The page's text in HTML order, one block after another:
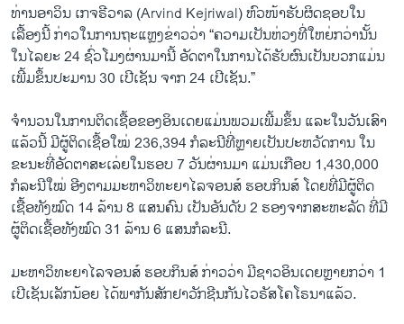
ທ່ານອາວິນ ເກຈຣີວາລ (Arvind Kejriwal) ຫົວໜ້າຮັບຜິດຊອບໃນ
ເລື້ອງນີ້ ກ່າວໃນການຖະແຫຼງຂ່າວວ່າ “ຄວາມເປັນຫ່ວງທີ່ໃຫຍ່ກວ່ານັ້ນ
ໃນໄລຍະ 24 ຊົ່ວໂມງຜ່ານມານີ້ ອັດຕາໃນການໄດ້ຮັບຜົນເປັນບວກແມ່ນ
ເພີ້ມຂຶ້ນປະມານ 30​ ເປີເຊັນ ຈາກ 24 ເປີເຊັນ.”
ຈຳນວນໃນການຕິດເຊື້ອຂອງອິນເດຍແມ່ນພວມເພີ້ມຂຶ້ນ ແລະໃນວັນເສົາ
ແລ້ວນີ້ ມີຜູ້ຕິດເຊື້ອໃໝ່ 236,394 ກໍລະນີທີ່ຫຼາຍເປັນປະຫວັດການ ໃນ
ຂະນະທີ່ອັດຕາສະເລ່ຍໃນຮອບ 7 ວັນຜ່ານມາ ແມ່ນເກືອບ 1,430,000
ກໍລະນີໃໝ່ ອີງຕາມມະຫາວິທະຍາໄລຈອນສ໌ ຮອບກິນສ໌ ໂດຍທີ່ມີຜູ້ຕິດ
ເຊື້ອທັງໝົດ 14 ລ້ານ 8 ແສນຄົນ ເປັນອັນດັບ 2 ຮອງຈາກສະຫະລັດ ທີ່ມີ
ຜູ້ຕິດເຊື້ອທັງໝົດ 31 ລ້ານ​ 6 ແສນກໍລະນີ.
ມະຫາວິທະຍາໄລຈອນສ໌ ຮອບກິນສ໌ ກ່າວວ່າ ມີຊາວອິນເດຍຫຼາຍກວ່າ 1
ເປີເຊັນເລັກນ້ອຍ ໄດ້ພາກັນສັກຢາວັກຊີນກັນໄວຣັສໂຄໂຣນາແລ້ວ.